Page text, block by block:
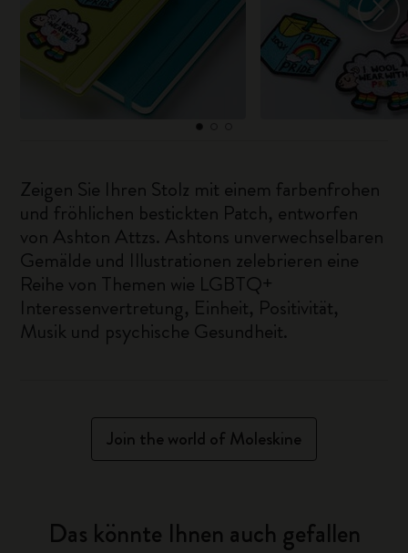
Zeigen Sie Ihren Stolz mit einem farbenfrohen
und fröhlichen bestickten Patch, entworfen
von Ashton Attzs. Ashtons unverwechselbaren
Gemälde und Illustrationen zelebrieren eine
Reihe von Themen wie LGBTQ+
Interessenvertretung, Einheit, Positivität,
Musik und psychische Gesundheit.
Join the world of Moleskine
Das könnte Ihnen auch gefallen